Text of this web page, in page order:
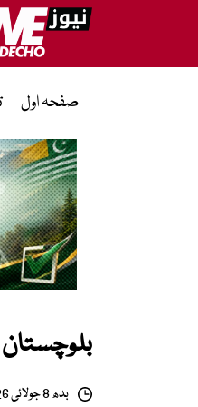
صفحہ اول
بلوچستان
بدھ 8 جولائی 2026